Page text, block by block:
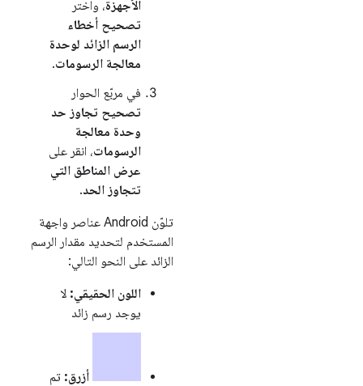
الأجهزة، واختر
تصحيح أخطاء
الرسم الزائد لوحدة
معالجة الرسومات.
في مربّع الحوار
تصحيح تجاوز حد
وحدة معالجة
الرسومات، انقر على
عرض المناطق التي
تتجاوز الحد.
تلوّن Android عناصر واجهة
المستخدم لتحديد مقدار الرسم
الزائد على النحو التالي:
اللون الحقيقي: لا
يوجد رسم زائد
أزرق: تم